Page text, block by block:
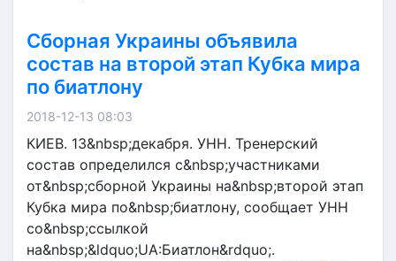
Сборная Украины объявила
состав на второй этап Кубка мира
по биатлону
2018-12-13 08:03
КИЕВ. 13&nbsp;декабря. УНН. Тренерский
состав определился с&nbsp;участниками
от&nbsp;сборной Украины на&nbsp;второй этап
Кубка мира по&nbsp;биатлону, сообщает УНН
со&nbsp;ссылкой
на&nbsp;&ldquo;UA:Биатлон&rdquo;.